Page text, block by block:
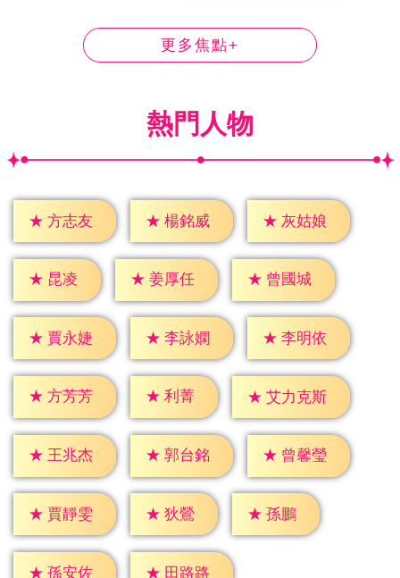
更多焦點+
熱門人物
★ 方志友 ★ 楊銘威 ★ 灰姑娘
★ 昆凌 ★ 姜厚任 ★ 曾國城
★ 賈永婕 ★ 李詠嫻 ★ 李明依
★ 方芳芳 ★ 利菁 ★ 艾力克斯
★ 王兆杰 ★ 郭台銘 ★ 曾馨瑩
★ 賈靜雯 ★ 狄鶯 ★ 孫鵬
★ 孫安佐 ★ 田路路